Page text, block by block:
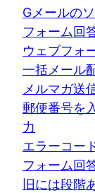
Gメールの
フォーム回
ウェブフォ
一括メール
メルマガ送
郵便番号を
力
エラーコー
フォーム回
旧には段階